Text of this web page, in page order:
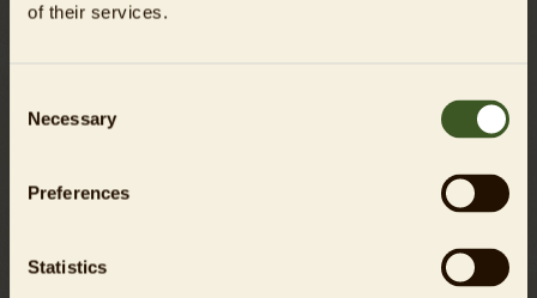
of their services.
Selection
Necessary
Preferences
Statistics
akzeptieren bis zu diesem Betrag in der Regel den
Bareinzahlungsbeleg oder die Buchungsbestätigung
Zuwendungsbescheinigung, die wir Ihnen im Frühjahr